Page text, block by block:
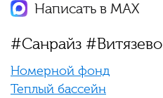
Написать в MAX
#Санрайз #Витязево
Номерной фонд
Теплый бассейн